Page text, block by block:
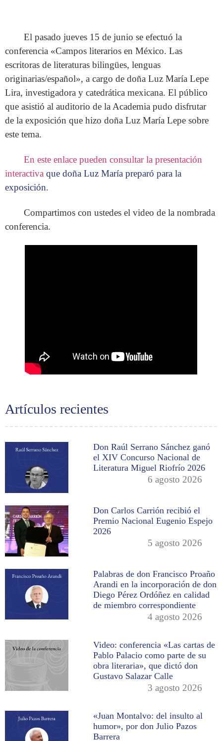
Artículos recientes
Don Raúl Serrano Sánchez ganó
el XIV Concurso Nacional de
Literatura Miguel Riofrío 2026
6 agosto 2026
Don Carlos Carrión recibió el
Premio Nacional Eugenio Espejo
2026
5 agosto 2026
Palabras de don Francisco Proaño
Arandi en la incorporación de don
Diego Pérez Ordóñez en calidad
de miembro correspondiente
4 agosto 2026
Video: conferencia «Las cartas de
Pablo Palacio como parte de su
obra literaria», que dictó don
Gustavo Salazar Calle
3 agosto 2026
«Juan Montalvo: del insulto al
humor», por don Julio Pazos
Barrera
El pasado jueves 15 de junio se efectuó la
conferencia «Campos literarios en México. Las
escritoras de literaturas bilingües, lenguas
originarias/español», a cargo de doña Luz María Lepe
Lira, investigadora y catedrática mexicana. El público
que asistió al auditorio de la Academia pudo disfrutar
de la exposición que hizo doña Luz María Lepe sobre
este tema.
En este enlace pueden consultar la presentación
interactiva que doña Luz María preparó para la
exposición.
Compartimos con ustedes el video de la nombrada
conferencia.